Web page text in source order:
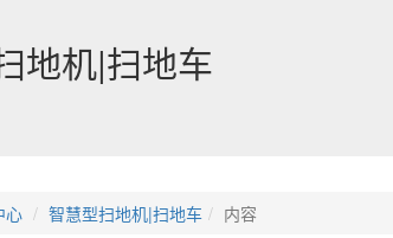
地机|扫地车
心 智慧型扫地机|扫地车 内容